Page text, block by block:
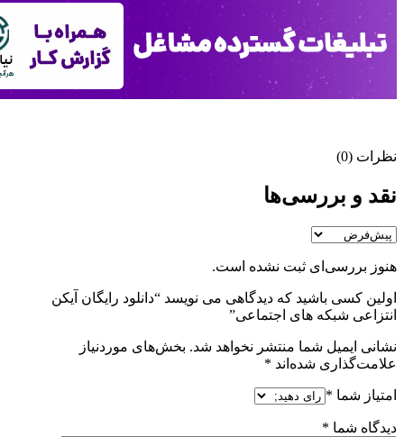
نظرات (0)
نقد و بررسی‌ها
هنوز بررسی‌ای ثبت نشده است.
اولین کسی باشید که دیدگاهی می نویسد “دانلود رایگان آیکن
انتزاعی شبکه های اجتماعی”
نشانی ایمیل شما منتشر نخواهد شد. بخش‌های موردنیاز
علامت‌گذاری شده‌اند *
امتیاز شما *
دیدگاه شما *